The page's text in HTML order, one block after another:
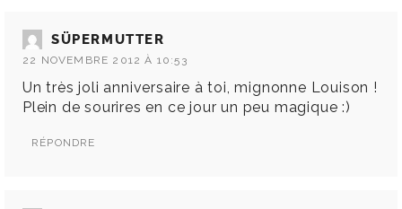
SÜPERMUTTER
22 NOVEMBRE 2012 À 10:53
Un très joli anniversaire à toi, mignonne Louison !
Plein de sourires en ce jour un peu magique :)
RÉPONDRE